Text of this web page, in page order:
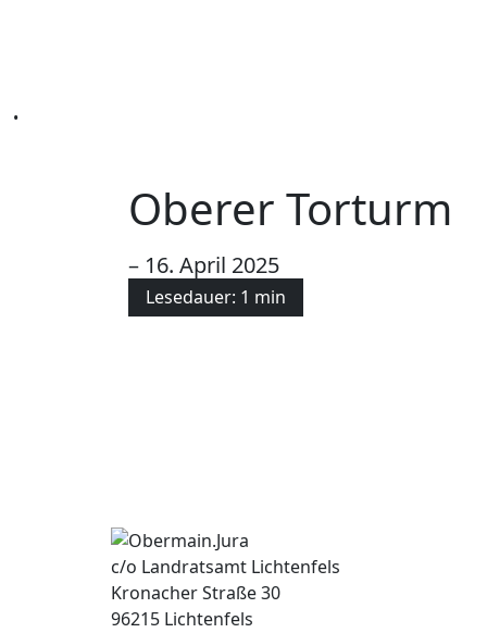
•
Oberer Torturm
– 16. April 2025
Lesedauer: 1 min
c/o Landratsamt Lichtenfels
Kronacher Straße 30
96215 Lichtenfels